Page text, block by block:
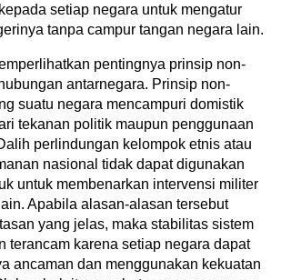
setiap negara untuk mengatur
tanpa campur tangan negara lain.
pentingnya prinsip non-
antarnegara. Prinsip non-
suatu negara mencampuri domistik
tekanan politik maupun penggunaan
perlindungan kelompok etnis atau
nasional tidak dapat digunakan
untuk membenarkan intervensi militer
Apabila alasan-alasan tersebut
yang jelas, maka stabilitas sistem
terancam karena setiap negara dapat
ancaman dan menggunakan kekuatan